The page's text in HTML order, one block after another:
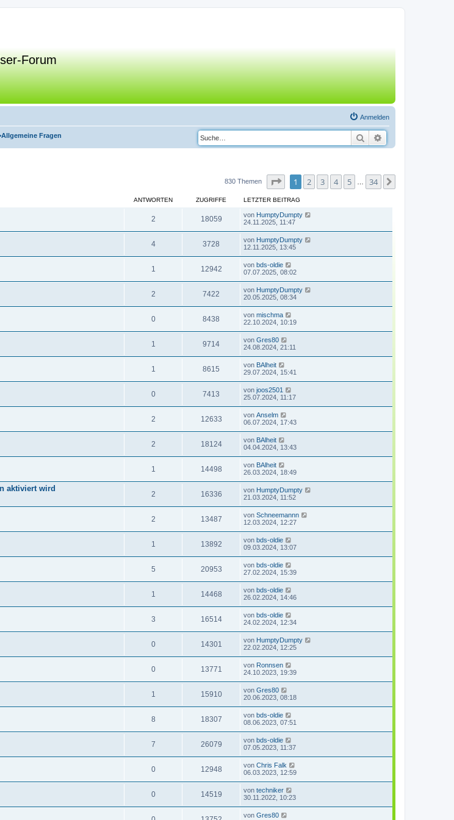
Forum
Anmelden
Allgemeine Fragen Suche
830 Themen Seite von34
1 2 3 4 5 34
ANTWORTEN ZUGRIFFE LETZTER BEITRAG
2 18059 von HumptyDumpty
24.11.2025, 11:47
4 3728 von HumptyDumpty
12.11.2025, 13:45
1 12942 von bds-oldie
07.07.2025, 08:02
2 7422 von HumptyDumpty
20.05.2025, 08:34
0 8438 von mischma
22.10.2024, 10:19
1 9714 von Gres80
24.08.2024, 21:11
1 8615 von BAlheit
29.07.2024, 15:41
0 7413 von joos2501
25.07.2024, 11:17
2 12633 von Anselm
06.07.2024, 17:43
2 18124 von BAlheit
04.04.2024, 13:43
1 14498 von BAlheit
26.03.2024, 18:49
aktiviert wird
2 16336 von HumptyDumpty
21.03.2024, 11:52
2 13487 von Schneemannn
12.03.2024, 12:27
1 13892 von bds-oldie
09.03.2024, 13:07
5 20953 von bds-oldie
27.02.2024, 15:39
1 14468 von bds-oldie
26.02.2024, 14:46
3 16514 von bds-oldie
24.02.2024, 12:34
0 14301 von HumptyDumpty
22.02.2024, 12:25
0 13771 von Ronnsen
24.10.2023, 19:39
1 15910 von Gres80
20.06.2023, 08:18
8 18307 von bds-oldie
08.06.2023, 07:51
7 26079 von bds-oldie
07.05.2023, 11:37
0 12948 von Chris Falk
06.03.2023, 12:59
0 14519 von techniker
30.11.2022, 10:23
von Gres80